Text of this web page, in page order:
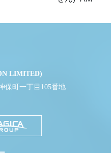
LIMITED)
保町一丁目105番地